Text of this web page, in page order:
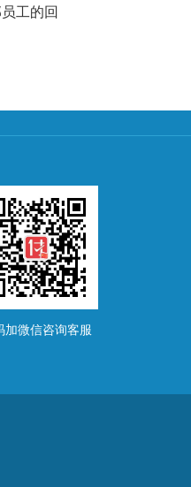
工的回
加微信咨询客服